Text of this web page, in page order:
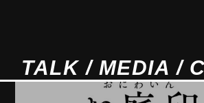
TALK / MEDIA /